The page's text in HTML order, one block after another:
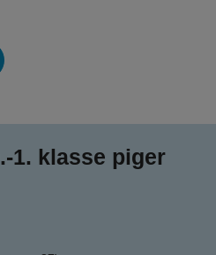
1. klasse piger